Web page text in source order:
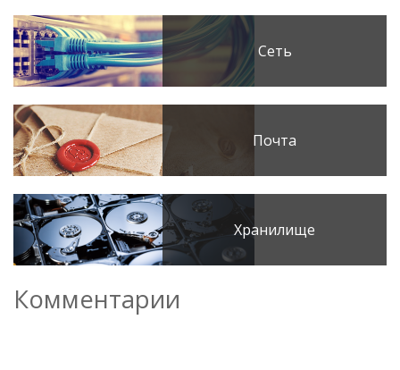
Сеть
Почта
Хранилище
Комментарии